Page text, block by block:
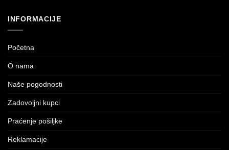
INFORMACIJE
Početna
O nama
Naše pogodnosti
Zadovoljni kupci
Praćenje pošiljke
Reklamacije